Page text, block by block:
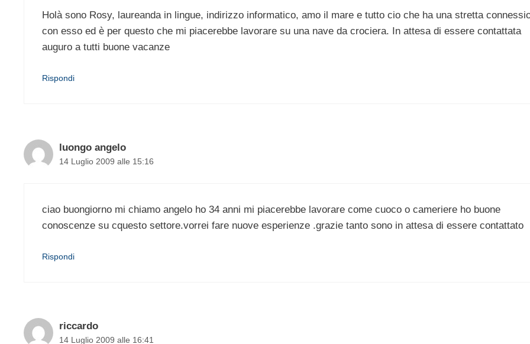
Holà sono Rosy, laureanda in lingue, indirizzo informatico, amo il mare e tutto cio che ha una stretta
con esso ed è per questo che mi piacerebbe lavorare su una nave da crociera. In attesa di essere contattata
auguro a tutti buone vacanze
Rispondi
luongo angelo
14 Luglio 2009 alle 15:16
ciao buongiorno mi chiamo angelo ho 34 anni mi piacerebbe lavorare come cuoco o cameriere ho buone
conoscenze su cquesto settore.vorrei fare nuove esperienze .grazie tanto sono in attesa di essere contattato
Rispondi
riccardo
14 Luglio 2009 alle 16:41